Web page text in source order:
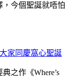
，今個聖誕就唔怕
大家同慶窩心聖誕
之作《Where’s